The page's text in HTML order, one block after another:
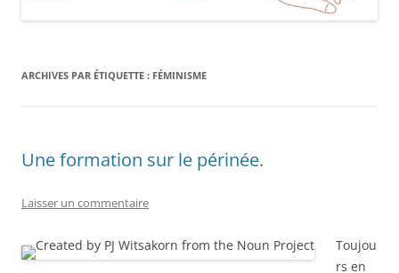
ARCHIVES PAR ÉTIQUETTE : FÉMINISME
Une formation sur le périnée.
Laisser un commentaire
Toujou
rs en